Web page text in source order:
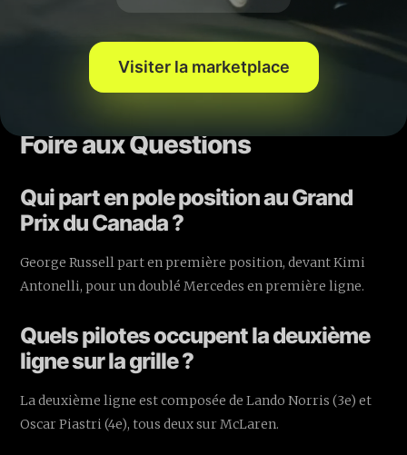
Verstappen. Entre stratégie, réglages et départs décalés
comme celui de Stroll depuis les stands, tout reste à
écrire : c’est souvent au premier virage que l’avenir d’un
Grand Prix commence.
Foire aux Questions
Qui part en pole position au Grand
Prix du Canada ?
George Russell part en première position, devant Kimi
Antonelli, pour un doublé Mercedes en première ligne.
Quels pilotes occupent la deuxième
ligne sur la grille ?
La deuxième ligne est composée de Lando Norris (3e) et
Oscar Piastri (4e), tous deux sur McLaren.
Visiter la marketplace